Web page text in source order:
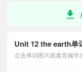
Unit 12 the earth单
点击单词图片跟着音频学